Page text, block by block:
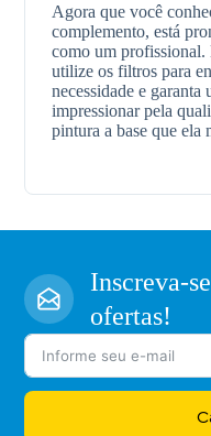
Agora que você
complemento, está
como um profissional.
utilize os filtros para
necessidade e garanta
impressionar pela
pintura a base que ela
Inscreva-
ofertas!